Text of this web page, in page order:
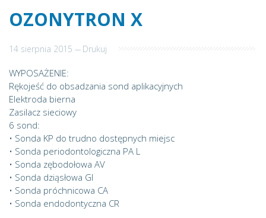
OZONYTRON X
14 sierpnia 2015--- Drukuj
WYPOSAŻENIE:
Rękojeść do obsadzania sond aplikacyjnych
Elektroda bierna
Zasilacz sieciowy
6 sond:
• Sonda KP do trudno dostępnych miejsc
• Sonda periodontologiczna PA L
• Sonda zębodołowa AV
• Sonda dziąsłowa GI
• Sonda próchnicowa CA
• Sonda endodontyczna CR